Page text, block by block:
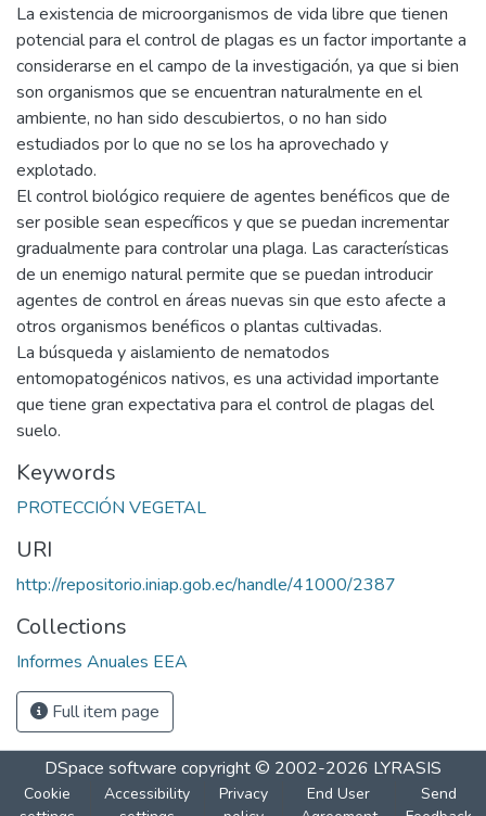
La existencia de microorganismos de vida libre que tienen
potencial para el control de plagas es un factor importante a
considerarse en el campo de la investigación, ya que si bien
son organismos que se encuentran naturalmente en el
ambiente, no han sido descubiertos, o no han sido
estudiados por lo que no se los ha aprovechado y
explotado.
El control biológico requiere de agentes benéficos que de
ser posible sean específicos y que se puedan incrementar
gradualmente para controlar una plaga. Las características
de un enemigo natural permite que se puedan introducir
agentes de control en áreas nuevas sin que esto afecte a
otros organismos benéficos o plantas cultivadas.
La búsqueda y aislamiento de nematodos
entomopatogénicos nativos, es una actividad importante
que tiene gran expectativa para el control de plagas del
suelo.
Keywords
PROTECCIÓN VEGETAL
URI
http://repositorio.iniap.gob.ec/handle/41000/2387
Collections
Informes Anuales EEA
Full item page
DSpace software copyright © 2002-2026 LYRASIS
Cookie
Accessibility
Privacy
End User
Send